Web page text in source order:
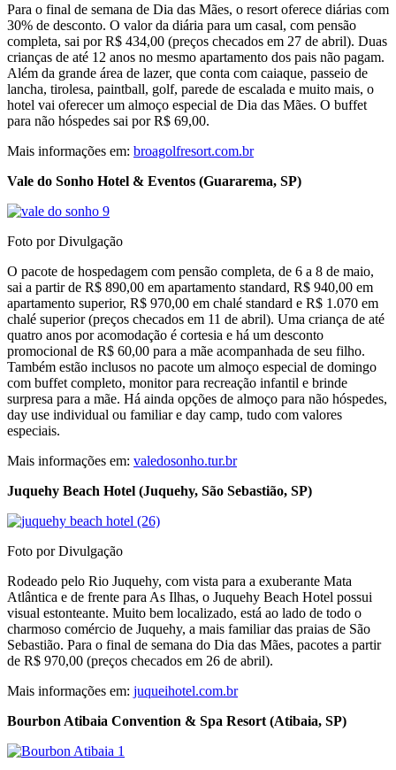
Para o final de semana de Dia das Mães, o resort oferece diárias com
30% de desconto. O valor da diária para um casal, com pensão
completa, sai por R$ 434,00 (preços checados em 27 de abril). Duas
crianças de até 12 anos no mesmo apartamento dos pais não pagam.
Além da grande área de lazer, que conta com caiaque, passeio de
lancha, tirolesa, paintball, golf, parede de escalada e muito mais, o
hotel vai oferecer um almoço especial de Dia das Mães. O buffet
para não hóspedes sai por R$ 69,00.
Mais informações em: broagolfresort.com.br
Vale do Sonho Hotel & Eventos (Guararema, SP)
Foto por Divulgação
O pacote de hospedagem com pensão completa, de 6 a 8 de maio,
sai a partir de R$ 890,00 em apartamento standard, R$ 940,00 em
apartamento superior, R$ 970,00 em chalé standard e R$ 1.070 em
chalé superior (preços checados em 11 de abril). Uma criança de até
quatro anos por acomodação é cortesia e há um desconto
promocional de R$ 60,00 para a mãe acompanhada de seu filho.
Também estão inclusos no pacote um almoço especial de domingo
com buffet completo, monitor para recreação infantil e brinde
surpresa para a mãe. Há ainda opções de almoço para não hóspedes,
day use individual ou familiar e day camp, tudo com valores
especiais.
Mais informações em: valedosonho.tur.br
Juquehy Beach Hotel (Juquehy, São Sebastião, SP)
Foto por Divulgação
Rodeado pelo Rio Juquehy, com vista para a exuberante Mata
Atlântica e de frente para As Ilhas, o Juquehy Beach Hotel possui
visual estonteante. Muito bem localizado, está ao lado de todo o
charmoso comércio de Juquehy, a mais familiar das praias de São
Sebastião. Para o final de semana do Dia das Mães, pacotes a partir
de R$ 970,00 (preços checados em 26 de abril).
Mais informações em: juqueihotel.com.br
Bourbon Atibaia Convention & Spa Resort (Atibaia, SP)